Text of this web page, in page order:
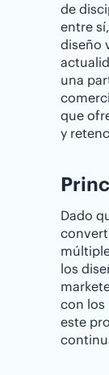
de
entre
diseño
una
que
y
Dado
los
con los
este